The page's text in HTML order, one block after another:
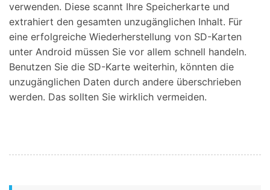
verwenden. Diese scannt Ihre Speicherkarte und
extrahiert den gesamten unzugänglichen Inhalt. Für
eine erfolgreiche Wiederherstellung von SD-Karten
unter Android müssen Sie vor allem schnell handeln.
Benutzen Sie die SD-Karte weiterhin, könnten die
unzugänglichen Daten durch andere überschrieben
werden. Das sollten Sie wirklich vermeiden.